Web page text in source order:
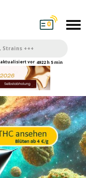
0
aktualisiert vor 4922 h 5 min